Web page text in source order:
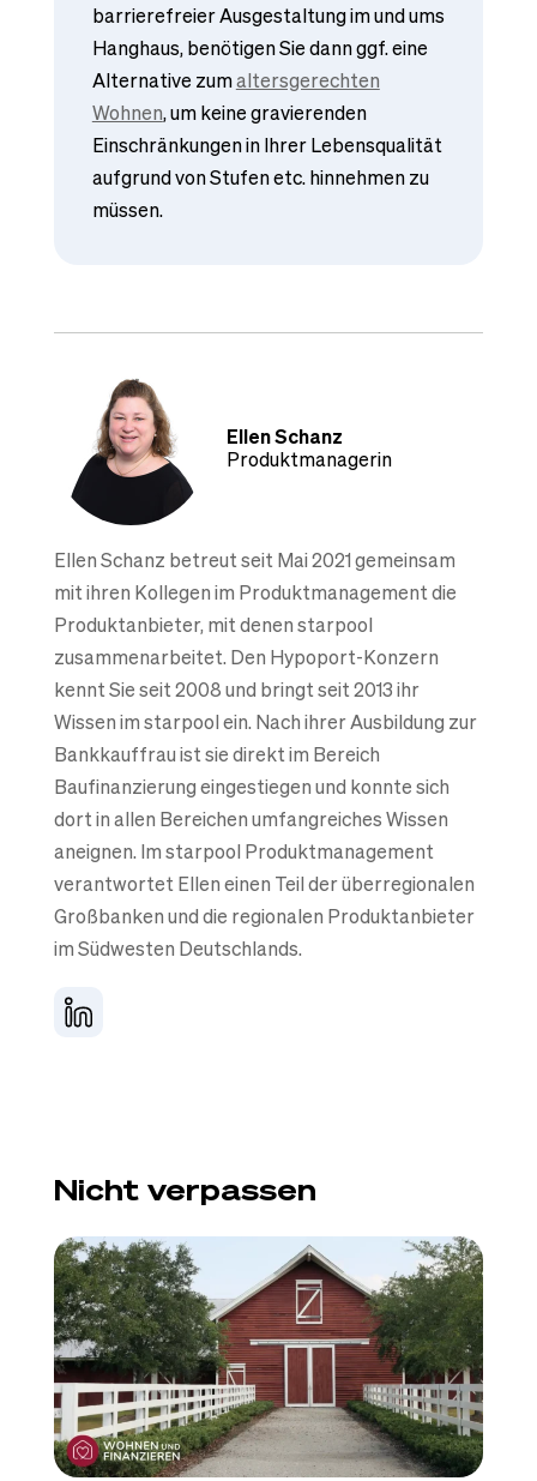
barrierefreier Ausgestaltung im und ums
Hanghaus, benötigen Sie dann ggf. eine
Alternative zumaltersgerechten
Wohnen, um keine gravierenden
Einschränkungen in Ihrer Lebensqualität
aufgrund von Stufen etc. hinnehmen zu
müssen.
Ellen Schanz
Produktmanagerin
Ellen Schanz betreut seit Mai 2021 gemeinsam
mit ihren Kollegen im Produktmanagement die
Produktanbieter, mit denen starpool
zusammenarbeitet. Den Hypoport-Konzern
kennt Sie seit 2008 und bringt seit 2013 ihr
Wissen im starpool ein. Nach ihrer Ausbildung zur
Bankkauffrau ist sie direkt im Bereich
Baufinanzierung eingestiegen und konnte sich
dort in allen Bereichen umfangreiches Wissen
aneignen. Im starpool Produktmanagement
verantwortet Ellen einen Teil der überregionalen
Großbanken und die regionalen Produktanbieter
im Südwesten Deutschlands.
Nicht verpassen